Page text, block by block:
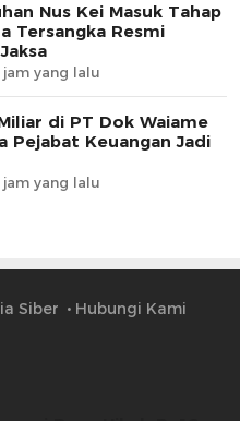
Nus Kei Masuk Tahap
Tersangka Resmi
jam yang lalu
di PT Dok Waiame
Pejabat Keuangan Jadi
jam yang lalu
Siber Hubungi Kami